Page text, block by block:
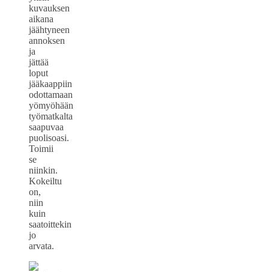
kuvauksen
aikana
jäähtyneen
annoksen
ja
jättää
loput
jääkaappiin
odottamaan
yömyöhään
työmatkalta
saapuvaa
puolisoasi.
Toimii
se
niinkin.
Kokeiltu
on,
niin
kuin
saatoittekin
jo
arvata.